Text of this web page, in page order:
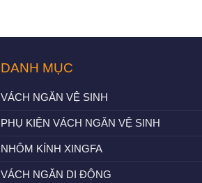
DANH MỤC
VÁCH NGĂN VỆ SINH
PHỤ KIỆN VÁCH NGĂN VỆ SINH
NHÔM KÍNH XINGFA
VÁCH NGĂN DI ĐỘNG